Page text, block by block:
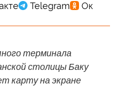
терминала
столицы Баку
карту на экране